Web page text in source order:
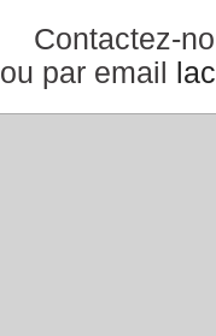
Contactez-
ou par email